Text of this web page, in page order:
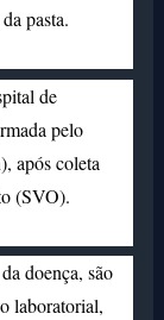
pasta.
de
pelo
após coleta
(SVO).
doença, são
laboratorial,